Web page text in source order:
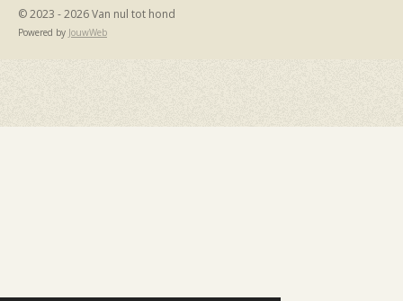
© 2023 - 2026 Van nul tot hond
Powered by JouwWeb